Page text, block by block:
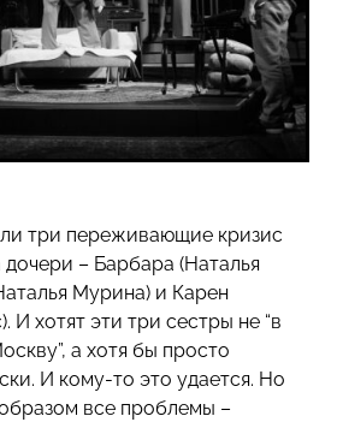
три переживающие кризис
дочери – Барбара (Наталья
Мурина) и Карен
И хотят эти три сестры не “в
а хотя бы просто
И кому-то это удается. Но
все проблемы –